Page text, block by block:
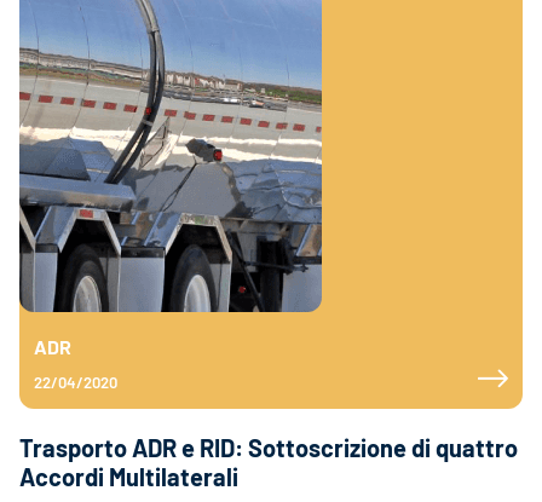
ADR
22/04/2020
Trasporto ADR e RID: Sottoscrizione di quattro
Accordi Multilaterali